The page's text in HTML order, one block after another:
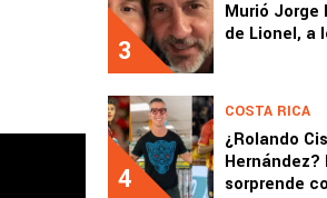
3
Murió Jorge
de Lionel, a
4
COSTA RICA
¿Rolando
Hernández?
sorprende